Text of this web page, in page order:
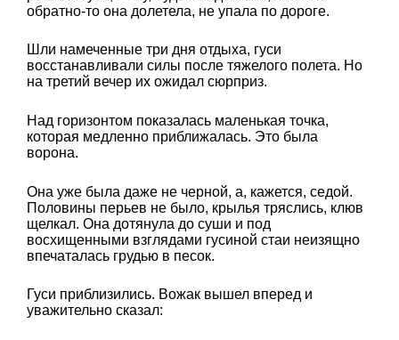
обратно-то она долетела, не упала по дороге.
Шли намеченные три дня отдыха, гуси
восстанавливали силы после тяжелого полета. Но
на третий вечер их ожидал сюрприз.
Над горизонтом показалась маленькая точка,
которая медленно приближалась. Это была
ворона.
Она уже была даже не черной, а, кажется, седой.
Половины перьев не было, крылья тряслись, клюв
щелкал. Она дотянула до суши и под
восхищенными взглядами гусиной стаи неизящно
впечаталась грудью в песок.
Гуси приблизились. Вожак вышел вперед и
уважительно сказал: